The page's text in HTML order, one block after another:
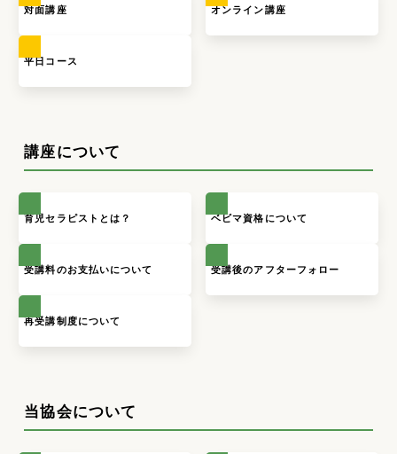
対面講座 オンライン講座
平日コース
講座について
育児セラピストとは？ ベビマ資格について
受講料のお支払いについて 受講後のアフターフォロー
再受講制度について
当協会について